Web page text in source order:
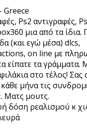
Greece
Ps2 αντιγραφές,
μια από τα
(και εγώ μέσα) dlcs,
on line με
είπατε τα γράμματα.
στο τέλος!
κάθε μήνα τις
Ματς μουτς.
δόση ρεαλισμού κ